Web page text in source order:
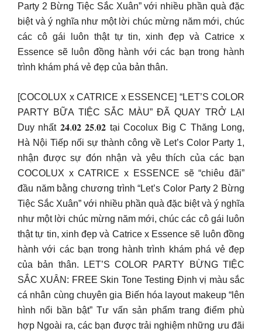
Party 2 Bừng Tiệc Sắc Xuân” với nhiều phần quà đặc
biệt và ý nghĩa như một lời chúc mừng năm mới, chúc
các cô gái luôn thật tự tin, xinh đẹp và Catrice x
Essence sẽ luôn đồng hành với các bạn trong hành
trình khám phá vẻ đẹp của bản thân.
[COCOLUX x CATRICE x ESSENCE] “LET’S COLOR
PARTY BỮA TIỆC SẮC MÀU” ĐÃ QUAY TRỞ LẠI
Duy nhất 𝟐𝟒.𝟎𝟐 𝟐𝟓.𝟎𝟐 tại Cocolux Big C Thăng Long,
Hà Nội Tiếp nối sự thành công về Let’s Color Party 1,
nhận được sự đón nhận và yêu thích của các bạn
COCOLUX x CATRICE x ESSENCE sẽ “chiêu đãi”
đầu năm bằng chương trình “Let’s Color Party 2 Bừng
Tiệc Sắc Xuân” với nhiều phần quà đặc biệt và ý nghĩa
như một lời chúc mừng năm mới, chúc các cô gái luôn
thật tự tin, xinh đẹp và Catrice x Essence sẽ luôn đồng
hành với các bạn trong hành trình khám phá vẻ đẹp
của bản thân. LET’S COLOR PARTY BỪNG TIỆC
SẮC XUÂN: FREE Skin Tone Testing Định vị màu sắc
cá nhân cùng chuyên gia Biến hóa layout makeup “lên
hình nổi bần bật” Tư vấn sản phẩm trang điểm phù
hợp Ngoài ra, các bạn được trải nghiệm những ưu đãi